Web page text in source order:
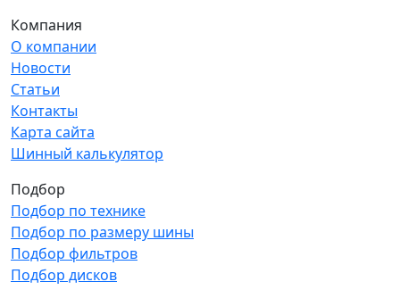
Компания
О компании
Новости
Статьи
Контакты
Карта сайта
Шинный калькулятор
Подбор
Подбор по технике
Подбор по размеру шины
Подбор фильтров
Подбор дисков